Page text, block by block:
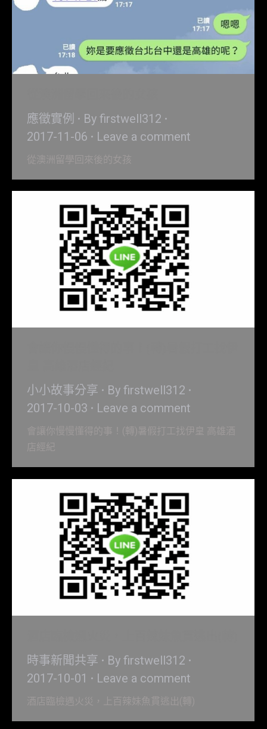
應徵實例 By firstwell312
2017-11-06
Leave a comment
從澳洲留學回來後的女孩
小小故事分享 By firstwell312
2017-10-03
Leave a comment
會讓你慢慢懂得的事！(轉)暑假打工找伊皇 高雄酒
店經紀
時事新聞共享 By firstwell312
2017-10-01
Leave a comment
酒店臨檢遇火災，上百辣妹魚貫逃出(轉)